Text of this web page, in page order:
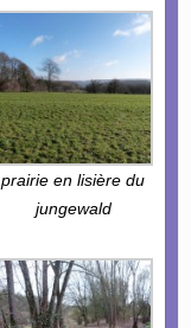
prairie en lisière du
jungewald